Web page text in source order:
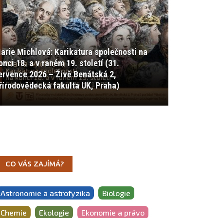
Michlová: Karikatura společnosti na
18. a v raném 19. století (31.
2026 – Živě Benátská 2,
fakulta UK, Praha)
CO VÁS ZAJÍMÁ?
Astronomie a astrofyzika Biologie
Chemie Ekologie Ekonomie a právo